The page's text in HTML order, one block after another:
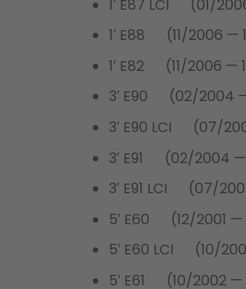
1′ E87 LCI (01/
1′ E88 (11/2006 —
1′ E82 (11/2006 —
3′ E90 (02/2004
3′ E90 LCI (07/
3′ E91 (02/2004
3′ E91 LCI (07/
5′ E60 (12/2001
5′ E60 LCI (10/
5′ E61 (10/2002